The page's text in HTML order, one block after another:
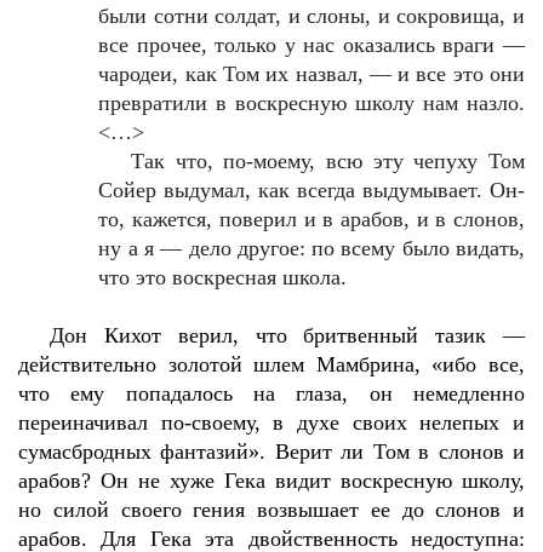
были сотни солдат, и слоны, и сокровища, и
все прочее, только у нас оказались враги —
чародеи, как Том их назвал, — и все это они
превратили в воскресную школу нам назло.
<…>
Так что, по-моему, всю эту чепуху Том
Сойер выдумал, как всегда выдумывает. Он-
то, кажется, поверил и в арабов, и в слонов,
ну а я — дело другое: по всему было видать,
что это воскресная школа.
Дон Кихот верил, что бритвенный тазик —
действительно золотой шлем Мамбрина, «ибо все,
что ему попадалось на глаза, он немедленно
переиначивал по-своему, в духе своих нелепых и
сумасбродных фантазий». Верит ли Том в слонов и
арабов? Он не хуже Гека видит воскресную школу,
но силой своего гения возвышает ее до слонов и
арабов. Для Гека эта двойственность недоступна: